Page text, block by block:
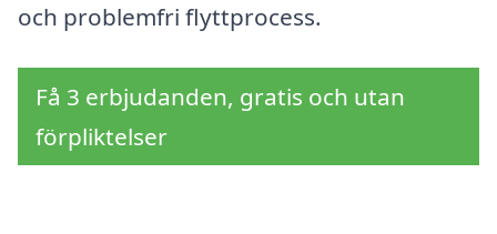
och problemfri flyttprocess.
Få 3 erbjudanden, gratis och utan
förpliktelser